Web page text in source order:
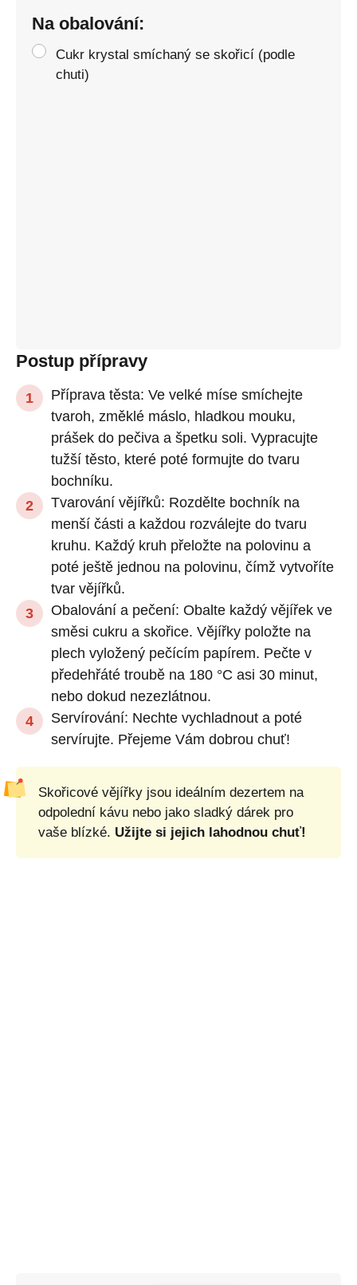
Na obalování:
Cukr krystal smíchaný se skořicí (podle
chuti)
Postup přípravy
Příprava těsta: Ve velké míse smíchejte
tvaroh, změklé máslo, hladkou mouku,
prášek do pečiva a špetku soli. Vypracujte
tužší těsto, které poté formujte do tvaru
bochníku.
Tvarování vějířků: Rozdělte bochník na
menší části a každou rozválejte do tvaru
kruhu. Každý kruh přeložte na polovinu a
poté ještě jednou na polovinu, čímž vytvoříte
tvar vějířků.
Obalování a pečení: Obalte každý vějířek ve
směsi cukru a skořice. Vějířky položte na
plech vyložený pečícím papírem. Pečte v
předehřáté troubě na 180 °C asi 30 minut,
nebo dokud nezezlátnou.
Servírování: Nechte vychladnout a poté
servírujte. Přejeme Vám dobrou chuť!
Skořicové vějířky jsou ideálním dezertem na
odpolední kávu nebo jako sladký dárek pro
vaše blízké. Užijte si jejich lahodnou chuť!